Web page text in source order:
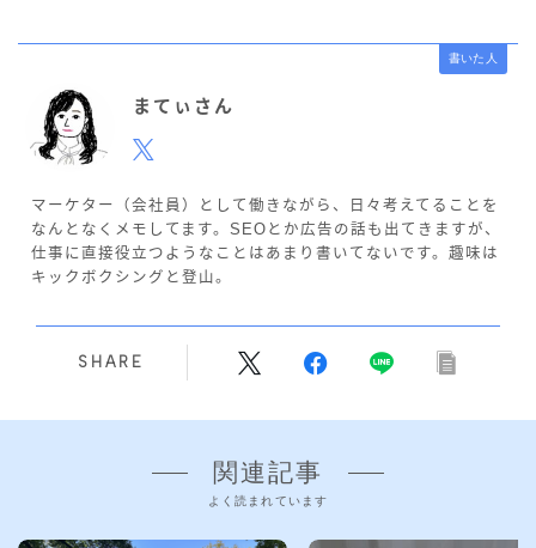
書いた人
まてぃさん
マーケター（会社員）として働きながら、日々考えてることを
なんとなくメモしてます。SEOとか広告の話も出てきますが、
仕事に直接役立つようなことはあまり書いてないです。趣味は
キックボクシングと登山。
SHARE
関連記事
よく読まれています